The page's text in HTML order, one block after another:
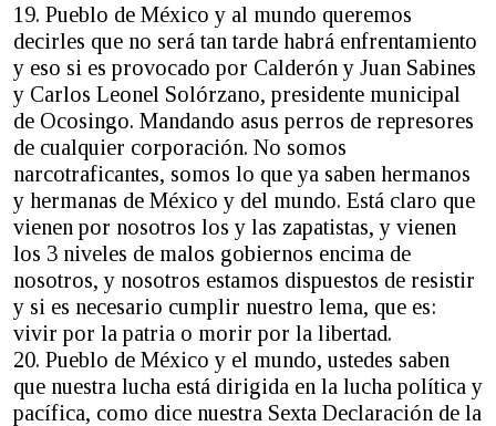
19. Pueblo de México y al mundo queremos
decirles que no será tan tarde habrá enfrentamiento
y eso si es provocado por Calderón y Juan Sabines
y Carlos Leonel Solórzano, presidente municipal
de Ocosingo. Mandando asus perros de represores
de cualquier corporación. No somos
narcotraficantes, somos lo que ya saben hermanos
y hermanas de México y del mundo. Está claro que
vienen por nosotros los y las zapatistas, y vienen
los 3 niveles de malos gobiernos encima de
nosotros, y nosotros estamos dispuestos de resistir
y si es necesario cumplir nuestro lema, que es:
vivir por la patria o morir por la libertad.
20. Pueblo de México y el mundo, ustedes saben
que nuestra lucha está dirigida en la lucha política y
pacífica, como dice nuestra Sexta Declaración de la